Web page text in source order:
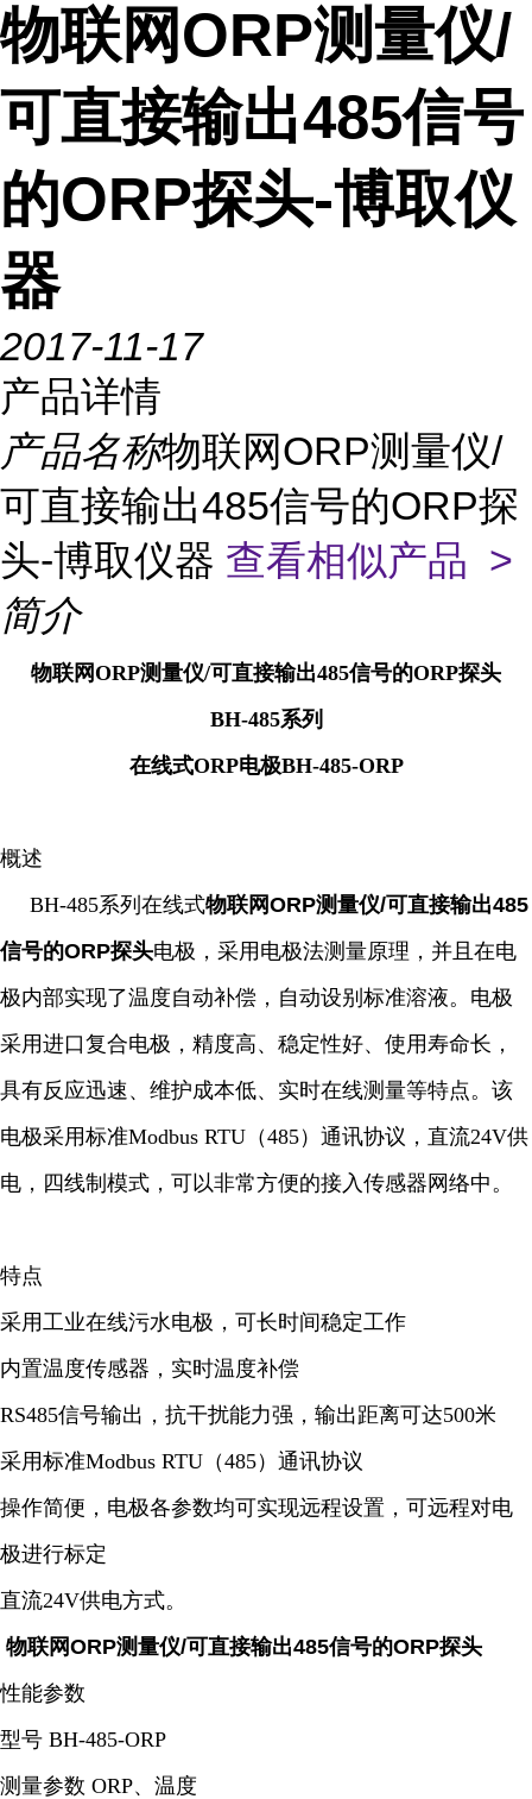
物联网ORP测量仪/
可直接输出485信号
的ORP探头-博取仪
器
2017-11-17
产品详情
产品名称物联网ORP测量仪/
可直接输出485信号的ORP探
头-博取仪器 查看相似产品 >
简介
物联网ORP测量仪/可直接输出485信号的ORP探头
BH-485系列
在线式ORP电极BH-485-ORP
概述
BH-485系列在线式物联网ORP测量仪/可直接输出485
信号的ORP探头电极，采用电极法测量原理，并且在电
极内部实现了温度自动补偿，自动设别标准溶液。电极
采用进口复合电极，精度高、稳定性好、使用寿命长，
具有反应迅速、维护成本低、实时在线测量等特点。该
电极采用标准Modbus RTU（485）通讯协议，直流24V供
电，四线制模式，可以非常方便的接入传感器网络中。
特点
采用工业在线污水电极，可长时间稳定工作
内置温度传感器，实时温度补偿
RS485信号输出，抗干扰能力强，输出距离可达500米
采用标准Modbus RTU（485）通讯协议
操作简便，电极各参数均可实现远程设置，可远程对电
极进行标定
直流24V供电方式。
物联网ORP测量仪/可直接输出485信号的ORP探头
性能参数
型号 BH-485-ORP
测量参数 ORP、温度